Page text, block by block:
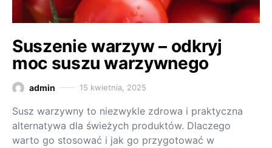
Suszenie warzyw – odkryj
moc suszu warzywnego
admin 15 kwietnia, 2025
Susz warzywny to niezwykle zdrowa i praktyczna
alternatywa dla świeżych produktów. Dlaczego
warto go stosować i jak go przygotować w